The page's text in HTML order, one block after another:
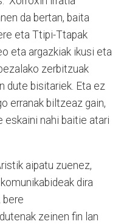
da bertan, baita
eta Ttipi-Ttapak
eta argazkiak ikusi eta
zerbitzuak
dute bisitariek. Eta ez
erranak biltzeaz gain,
eskaini nahi baitie atari
aipatu zuenez,
dira
bere
zeinen fin lan